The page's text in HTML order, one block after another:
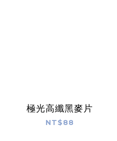
極光高纖黑麥片
NT$88